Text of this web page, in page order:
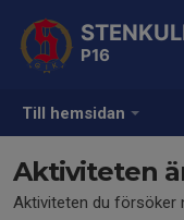
Till hemsidan
P16
Aktiviteten
Aktiviteten du försöker